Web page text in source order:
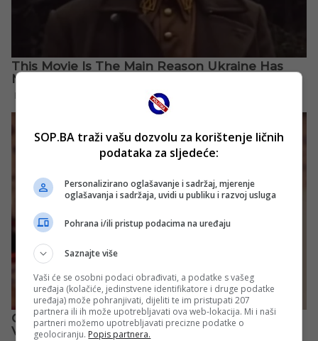
SOP.BA traži vašu dozvolu za korištenje ličnih
podataka za sljedeće:
Personalizirano oglašavanje i sadržaj, mjerenje
oglašavanja i sadržaja, uvidi u publiku i razvoj usluga
Pohrana i/ili pristup podacima na uređaju
Saznajte više
Vaši će se osobni podaci obrađivati, a podatke s vašeg
uređaja (kolačiće, jedinstvene identifikatore i druge podatke
uređaja) može pohranjivati, dijeliti te im pristupati 207
partnera ili ih može upotrebljavati ova web-lokacija. Mi i naši
partneri možemo upotrebljavati precizne podatke o
geolociranju. Popis partnera.